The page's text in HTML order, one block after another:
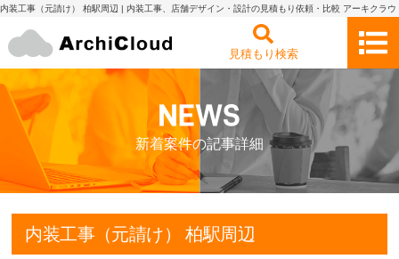
内装工事（元請け） 柏駅周辺 | 内装工事、店舗デザイン・設計の見積もり依頼・比較 アーキクラウ
見積もり検索
新着案件の記事詳細
内装工事（元請け） 柏駅周辺